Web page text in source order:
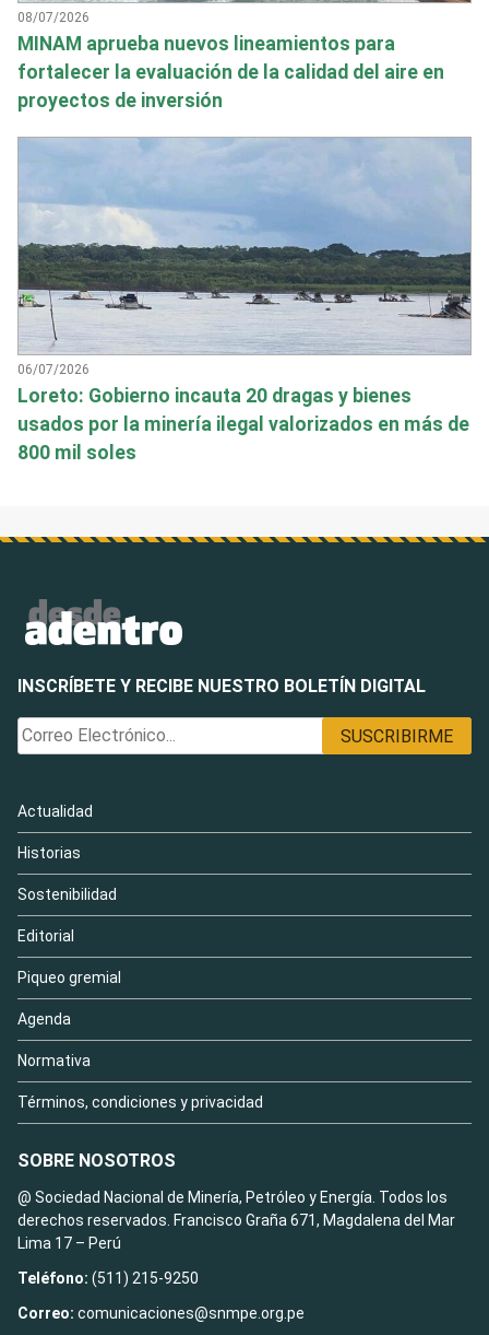
08/07/2026
MINAM aprueba nuevos lineamientos para
fortalecer la evaluación de la calidad del aire en
proyectos de inversión
06/07/2026
Loreto: Gobierno incauta 20 dragas y bienes
usados por la minería ilegal valorizados en más de
800 mil soles
INSCRÍBETE Y RECIBE NUESTRO BOLETÍN DIGITAL
Actualidad
Historias
Sostenibilidad
Editorial
Piqueo gremial
Agenda
Normativa
Términos, condiciones y privacidad
SOBRE NOSOTROS
@ Sociedad Nacional de Minería, Petróleo y Energía. Todos los
derechos reservados. Francisco Graña 671, Magdalena del Mar
Lima 17 – Perú
Teléfono: (511) 215-9250
Correo: comunicaciones@snmpe.org.pe